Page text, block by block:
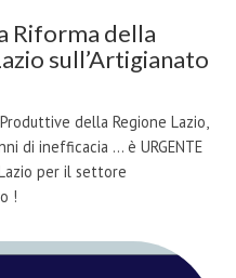
Riforma della
sull’Artigianato
della Regione Lazio,
di inefficacia ... è URGENTE
per il settore
!